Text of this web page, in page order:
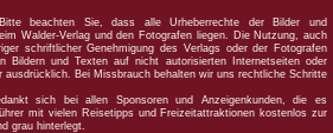
beachten Sie, dass alle Urheberrechte der Bilder und
Walder-Verlag und den Fotografen liegen. Die Nutzung, auch
schriftlicher Genehmigung des Verlags oder der Fotografen
Bildern und Texten auf nicht autorisierten Internetseiten oder
ausdrücklich. Bei Missbrauch behalten wir uns rechtliche Schritte
sich bei allen Sponsoren und Anzeigenkunden, die es
mit vielen Reisetipps und Freizeitattraktionen kostenlos zur
grau hinterlegt.